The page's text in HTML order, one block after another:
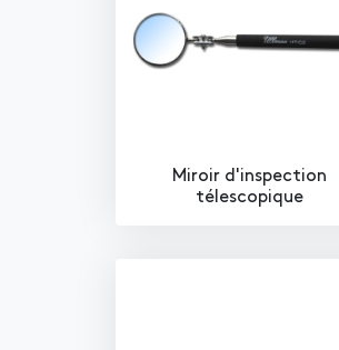
Miroir d'inspection
télescopique